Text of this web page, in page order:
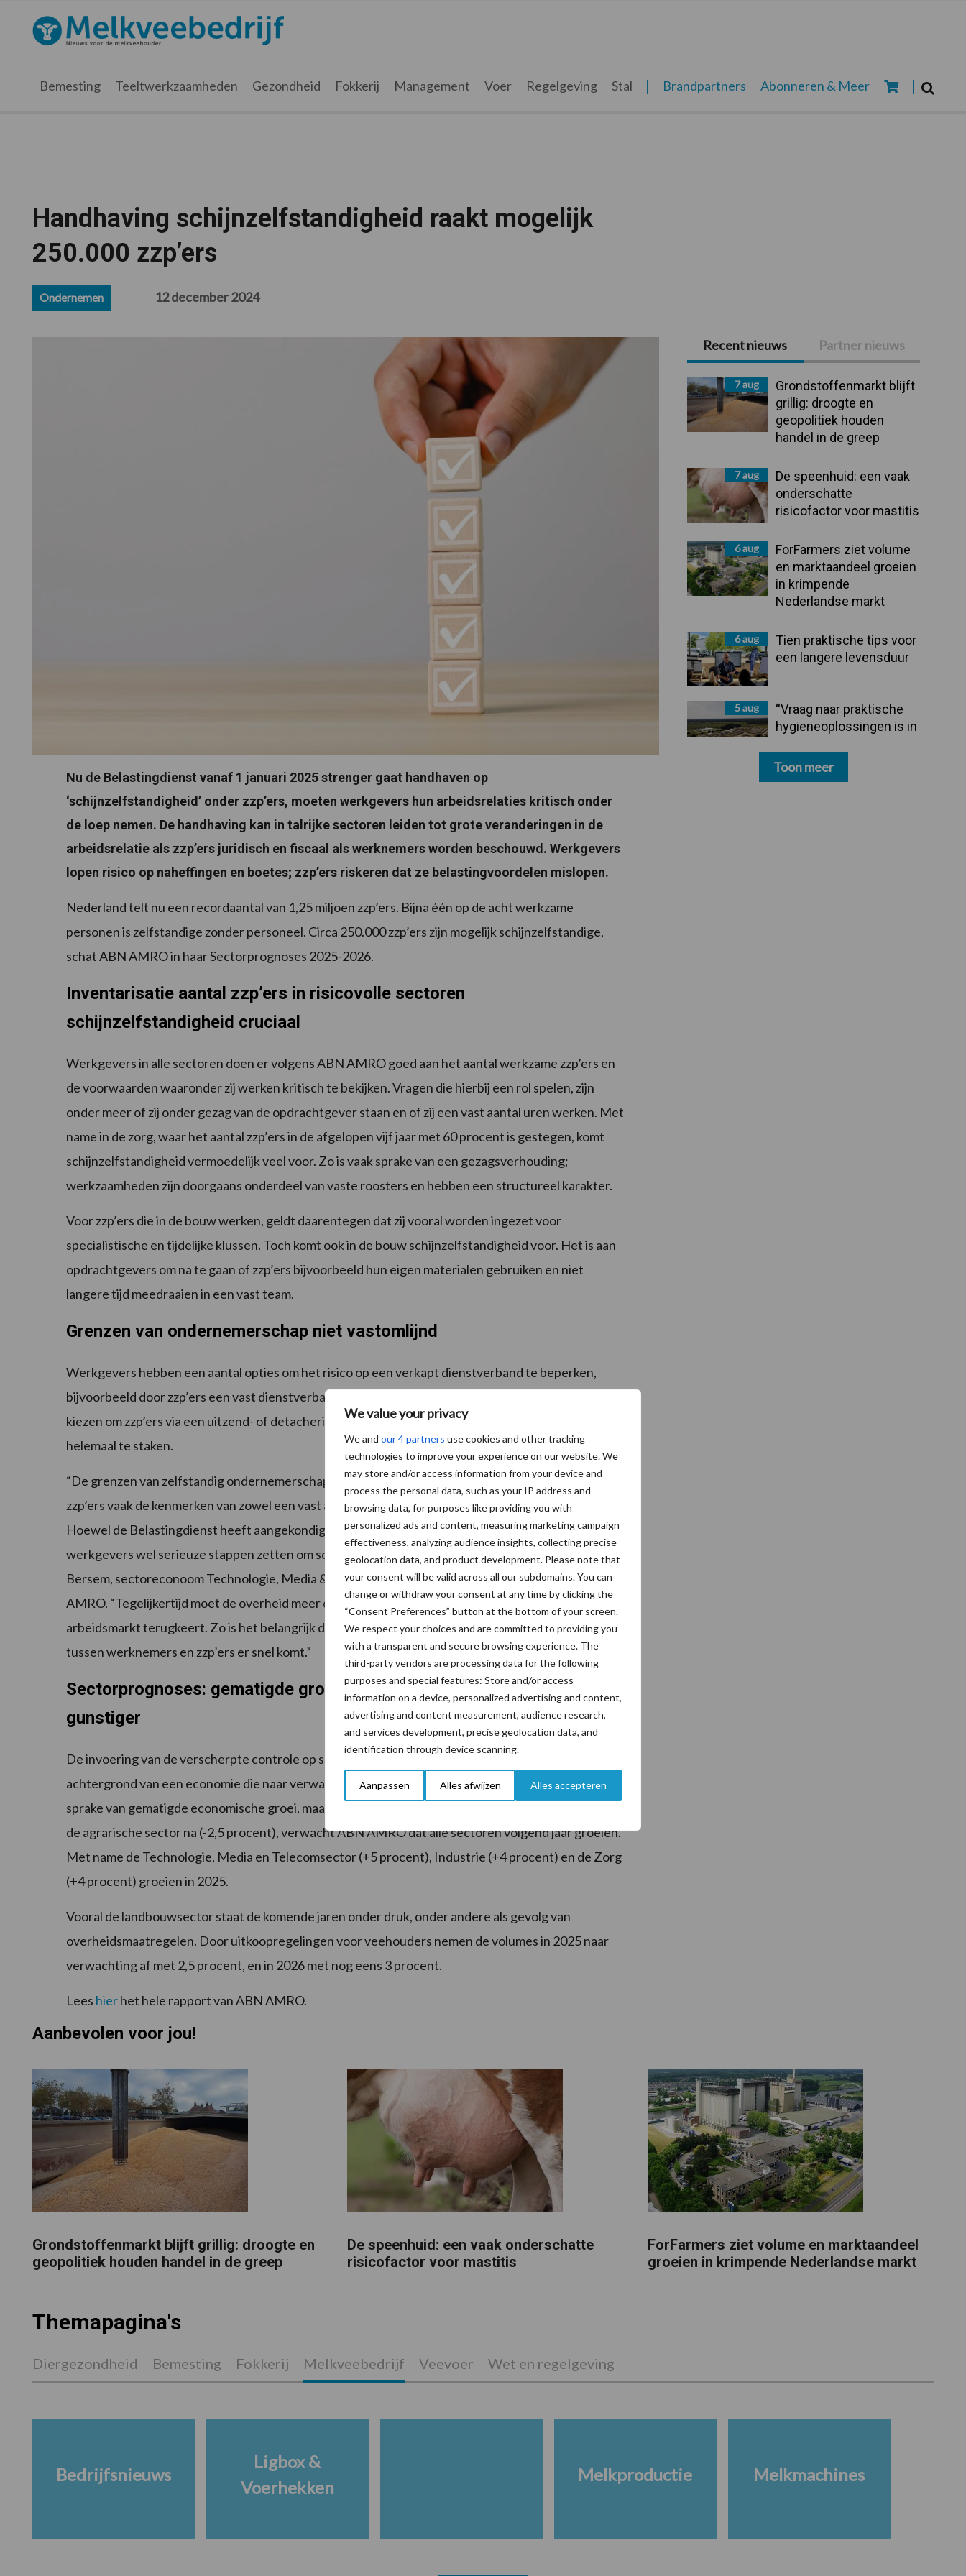
We value your privacy
We and our 4 partners use cookies and other tracking
technologies to improve your experience on our website. We
may store and/or access information from your device and
process the personal data, such as your IP address and
browsing data, for purposes like providing you with
personalized ads and content, measuring marketing campaign
effectiveness, analyzing audience insights, collecting precise
geolocation data, and product development. Please note that
your consent will be valid across all our subdomains. You can
change or withdraw your consent at any time by clicking the
“Consent Preferences” button at the bottom of your screen.
We respect your choices and are committed to providing you
with a transparent and secure browsing experience. The
third-party vendors are processing data for the following
purposes and special features: Store and/or access
information on a device, personalized advertising and content,
advertising and content measurement, audience research,
and services development, precise geolocation data, and
identification through device scanning.
Aanpassen Alles afwijzen Alles accepteren
hoofdnavigatie
hoofd
eerste
voettekst
Melkveebedrijf.nl
Bemesting Teeltwerkzaamheden Gezondheid Fokkerij Management Voer Regelgeving Stal Brandpartners Abonneren & Meer
Handhaving schijnzelfstandigheid raakt mogelijk
250.000 zzp’ers
Ondernemen 12 december 2024
Nu de Belastingdienst vanaf 1 januari 2025 strenger gaat handhaven op
‘schijnzelfstandigheid’ onder zzp’ers, moeten werkgevers hun arbeidsrelaties kritisch onder
de loep nemen. De handhaving kan in talrijke sectoren leiden tot grote veranderingen in de
arbeidsrelatie als zzp’ers juridisch en fiscaal als werknemers worden beschouwd. Werkgevers
lopen risico op naheffingen en boetes; zzp’ers riskeren dat ze belastingvoordelen mislopen.
Nederland telt nu een recordaantal van 1,25 miljoen zzp’ers. Bijna één op de acht werkzame
personen is zelfstandige zonder personeel. Circa 250.000 zzp’ers zijn mogelijk schijnzelfstandige,
schat ABN AMRO in haar Sectorprognoses 2025-2026.
Inventarisatie aantal zzp’ers in risicovolle sectoren
schijnzelfstandigheid cruciaal
Werkgevers in alle sectoren doen er volgens ABN AMRO goed aan het aantal werkzame zzp’ers en
de voorwaarden waaronder zij werken kritisch te bekijken. Vragen die hierbij een rol spelen, zijn
onder meer of zij onder gezag van de opdrachtgever staan en of zij een vast aantal uren werken. Met
name in de zorg, waar het aantal zzp’ers in de afgelopen vijf jaar met 60 procent is gestegen, komt
schijnzelfstandigheid vermoedelijk veel voor. Zo is vaak sprake van een gezagsverhouding;
werkzaamheden zijn doorgaans onderdeel van vaste roosters en hebben een structureel karakter.
Voor zzp’ers die in de bouw werken, geldt daarentegen dat zij vooral worden ingezet voor
specialistische en tijdelijke klussen. Toch komt ook in de bouw schijnzelfstandigheid voor. Het is aan
opdrachtgevers om na te gaan of zzp’ers bijvoorbeeld hun eigen materialen gebruiken en niet
langere tijd meedraaien in een vast team.
Grenzen van ondernemerschap niet vastomlijnd
Werkgevers hebben een aantal opties om het risico op een verkapt dienstverband te beperken,
bijvoorbeeld door zzp’ers een vast dienstverband aan te bieden. Bedrijven kunnen er ook voor
kiezen om zzp’ers via een uitzend- of detacheringsbureau in te huren of de samenwerking zelfs
helemaal te staken.
“De grenzen van zelfstandig ondernemerschap zijn niet vastomlijnd. Zo dragen opdrachten aan
zzp’ers vaak de kenmerken van zowel een vast arbeidscontract als een opdrachtovereenkomst.
Hoewel de Belastingdienst heeft aangekondigd terughoudend te zijn met boetes, moeten
werkgevers wel serieuze stappen zetten om schijnzelfstandigheid te vermijden”, zegt Mario
Bersem, sectoreconoom Technologie, Media & Telecom en Zakelijke dienstverlening van ABN
AMRO. “Tegelijkertijd moet de overheid meer duidelijkheid bieden om te zorgen dat de rust in de
arbeidsmarkt terugkeert. Zo is het belangrijk dat de nieuwe wet die strikter onderscheid maakt
tussen werknemers en zzp’ers er snel komt.”
Sectorprognoses: gematigde groei dit jaar, vooruitzichten in 2025
gunstiger
De invoering van de verscherpte controle op schijnzelfstandigheid vindt plaats tegen de
achtergrond van een economie die naar verwachting in 2025 sterker gaat groeien. Dit jaar is nog
sprake van gematigde economische groei, maar de vooruitzichten voor 2025 zijn iets gunstiger. Op
de agrarische sector na (-2,5 procent), verwacht ABN AMRO dat alle sectoren volgend jaar groeien.
Met name de Technologie, Media en Telecomsector (+5 procent), Industrie (+4 procent) en de Zorg
(+4 procent) groeien in 2025.
Vooral de landbouwsector staat de komende jaren onder druk, onder andere als gevolg van
overheidsmaatregelen. Door uitkoopregelingen voor veehouders nemen de volumes in 2025 naar
verwachting af met 2,5 procent, en in 2026 met nog eens 3 procent.
Lees hierhet hele rapport van ABN AMRO.
Primaire
Sidebar
Recent nieuws Partner nieuws
7 aug
Grondstoffenmarkt blijft
grillig: droogte en
geopolitiek houden
handel in de greep
7 aug
De speenhuid: een vaak
onderschatte
risicofactor voor mastitis
6 aug
ForFarmers ziet volume
en marktaandeel groeien
in krimpende
Nederlandse markt
6 aug
Tien praktische tips voor
een langere levensduur
5 aug
“Vraag naar praktische
hygieneoplossingen is in
Toon meer
Aanbevolen voor jou!
Grondstoffenmarkt blijft grillig: droogte en
geopolitiek houden handel in de greep
De speenhuid: een vaak onderschatte
risicofactor voor mastitis
ForFarmers ziet volume en marktaandeel
groeien in krimpende Nederlandse markt
Themapagina's
Diergezondheid Bemesting Fokkerij Melkveebedrijf Veevoer Wet en regelgeving
Bedrijfsnieuws
Ligbox &
Voerhekken
Melkproductie Melkmachines